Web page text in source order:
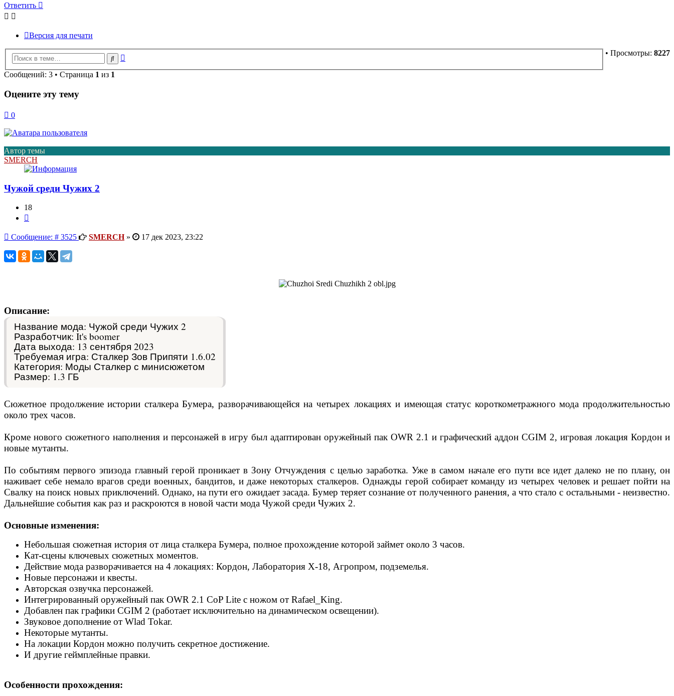
Ответить
Версия для печати
• Просмотры: 8227
Поиск
Сообщений: 3 • Страница 1 из 1
Оцените эту тему
0
Автор темы
SMERCH
Чужой среди Чужих 2
18
Сообщение: # 3525 Сообщение
SMERCH» 17 дек 2023, 23:22
Описание:
Название мода: Чужой среди Чужих 2
Разработчик: It's boomer
Дата выхода: 13 сентября 2023
Требуемая игра: Сталкер Зов Припяти 1.6.02
Категория: Моды Сталкер с минисюжетом
Размер: 1.3 ГБ
Сюжетное продолжение истории сталкера Бумера, разворачивающейся на четырех локациях и имеющая статус короткометражного мода продолжительностью
около трех часов.
Кроме нового сюжетного наполнения и персонажей в игру был адаптирован оружейный пак OWR 2.1 и графический аддон CGIM 2, игровая локация Кордон и
новые мутанты.
По событиям первого эпизода главный герой проникает в Зону Отчуждения с целью заработка. Уже в самом начале его пути все идет далеко не по плану, он
наживает себе немало врагов среди военных, бандитов, и даже некоторых сталкеров. Однажды герой собирает команду из четырех человек и решает пойти на
Свалку на поиск новых приключений. Однако, на пути его ожидает засада. Бумер теряет сознание от полученного ранения, а что стало с остальными - неизвестно.
Дальнейшие события как раз и раскроются в новой части мода Чужой среди Чужих 2.
Основные изменения:
Небольшая сюжетная история от лица сталкера Бумера, полное прохождение которой займет около 3 часов.
Кат-сцены ключевых сюжетных моментов.
Действие мода разворачивается на 4 локациях: Кордон, Лаборатория X-18, Агропром, подземелья.
Новые персонажи и квесты.
Авторская озвучка персонажей.
Интегрированный оружейный пак OWR 2.1 CoP Lite с ножом от Rafael_King.
Добавлен пак графики CGIM 2 (работает исключительно на динамическом освещении).
Звуковое дополнение от Wlad Tokar.
Некоторые мутанты.
На локации Кордон можно получить секретное достижение.
И другие геймплейные правки.
Особенности прохождения: